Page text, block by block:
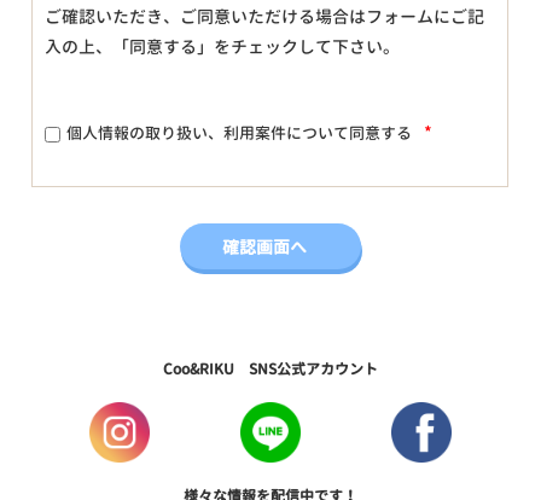
ご確認いただき、ご同意いただける場合はフォームにご記
入の上、「同意する」をチェックして下さい。
個人情報の取り扱い、利用案件について同意する *
Coo&RIKU SNS公式アカウント
様々な情報を配信中です！